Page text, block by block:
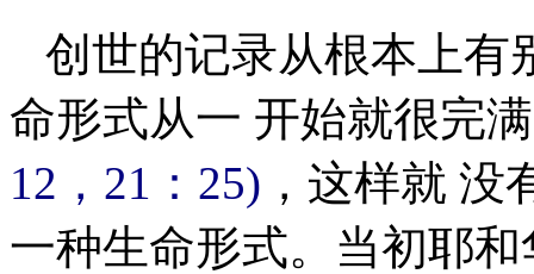
创世的记录从根本上有
命形式从一 开始就很完
12，21：25) ，这样就
一种生命形式。当初耶